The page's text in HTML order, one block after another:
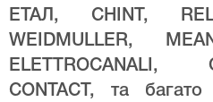
ЕТАЛ, CHINT,
WEIDMULLER,
CONTACT, та